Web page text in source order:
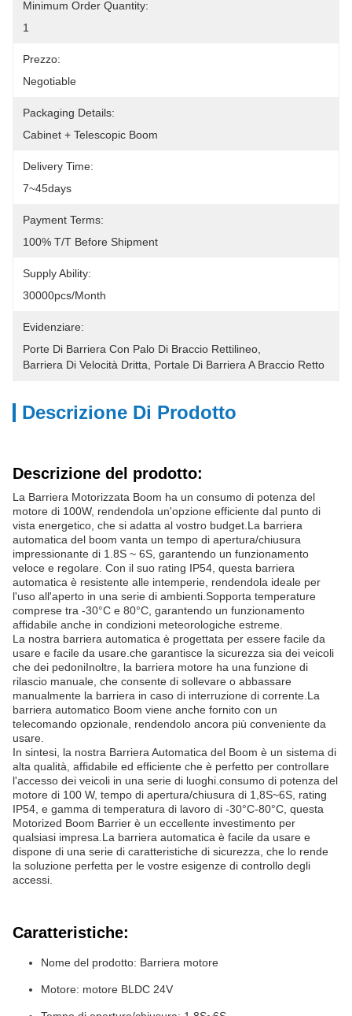
Minimum Order Quantity:
1
Prezzo:
Negotiable
Packaging Details:
Cabinet + Telescopic Boom
Delivery Time:
7~45days
Payment Terms:
100% T/T Before Shipment
Supply Ability:
30000pcs/month
Evidenziare:
Porte Di Barriera Con Palo Di Braccio Rettilineo
Barriera Di Velocità Dritta
Portale Di Barriera A Braccio Retto
Descrizione Di Prodotto
Descrizione del prodotto:
La Barriera Motorizzata Boom ha un consumo di potenza del
motore di 100W, rendendola un'opzione efficiente dal punto di
vista energetico, che si adatta al vostro budget.La barriera
automatica del boom vanta un tempo di apertura/chiusura
impressionante di 1.8S ~ 6S, garantendo un funzionamento
veloce e regolare. Con il suo rating IP54, questa barriera
automatica è resistente alle intemperie, rendendola ideale per
l'uso all'aperto in una serie di ambienti.Sopporta temperature
comprese tra -30°C e 80°C, garantendo un funzionamento
affidabile anche in condizioni meteorologiche estreme.
La nostra barriera automatica è progettata per essere facile da
usare e facile da usare.che garantisce la sicurezza sia dei veicoli
che dei pedoniInoltre, la barriera motore ha una funzione di
rilascio manuale, che consente di sollevare o abbassare
manualmente la barriera in caso di interruzione di corrente.La
barriera automatico Boom viene anche fornito con un
telecomando opzionale, rendendolo ancora più conveniente da
usare.
In sintesi, la nostra Barriera Automatica del Boom è un sistema di
alta qualità, affidabile ed efficiente che è perfetto per controllare
l'accesso dei veicoli in una serie di luoghi.consumo di potenza del
motore di 100 W, tempo di apertura/chiusura di 1,8S~6S, rating
IP54, e gamma di temperatura di lavoro di -30°C-80°C, questa
Motorized Boom Barrier è un eccellente investimento per
qualsiasi impresa.La barriera automatica è facile da usare e
dispone di una serie di caratteristiche di sicurezza, che lo rende
la soluzione perfetta per le vostre esigenze di controllo degli
accessi.
Caratteristiche:
Nome del prodotto: Barriera motore
Motore: motore BLDC 24V